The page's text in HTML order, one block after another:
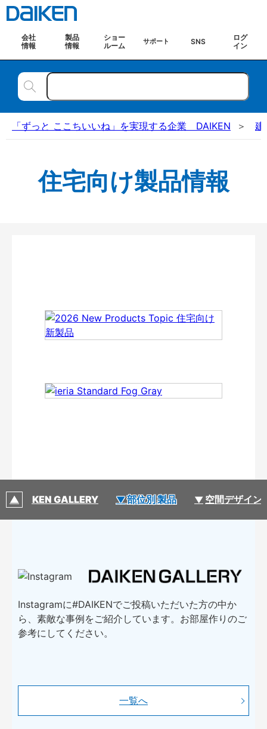
会社
情報
製品
情報
ショー
ルーム
サポート SNS
ログ
イン
「ずっと ここちいいね」を実現する企業 DAIKEN 建
住宅向け製品情報
DAIKEN GALLERY 部位別 製品 空間デザイン
Instagramに#DAIKENでご投稿いただいた方の中か
ら、素敵な事例をご紹介しています。お部屋作りのご
参考にしてください。
一覧へ